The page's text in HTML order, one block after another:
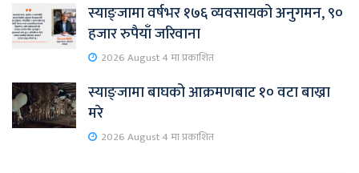
स्याङ्जामा वर्षभर १७६ व्यवसायको अनुगमन, ९०
हजार रुपैयाँ जरिवाना
2026 August 4 मा प्रकाशित
स्याङ्जामा बाघको आक्रमणबाट १० वटा बाख्रा
मरे
2026 August 4 मा प्रकाशित